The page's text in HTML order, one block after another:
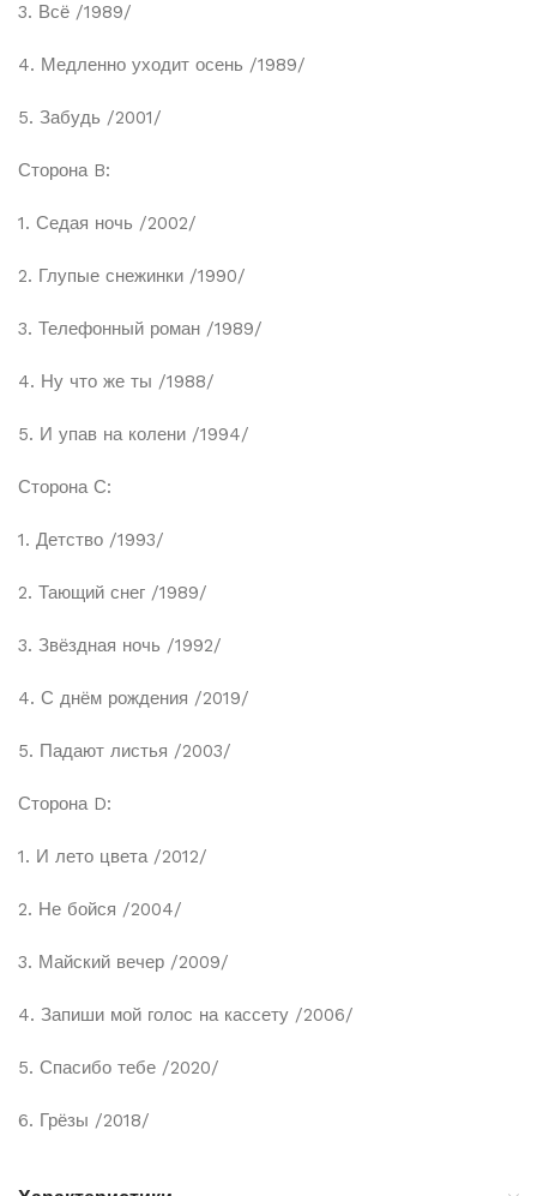
3. Всё /1989/
4. Медленно уходит осень /1989/
5. Забудь /2001/
Сторона B:
1. Седая ночь /2002/
2. Глупые снежинки /1990/
3. Телефонный роман /1989/
4. Ну что же ты /1988/
5. И упав на колени /1994/
Сторона С:
1. Детство /1993/
2. Тающий снег /1989/
3. Звёздная ночь /1992/
4. С днём рождения /2019/
5. Падают листья /2003/
Сторона D:
1. И лето цвета /2012/
2. Не бойся /2004/
3. Майский вечер /2009/
4. Запиши мой голос на кассету /2006/
5. Спасибо тебе /2020/
6. Грёзы /2018/